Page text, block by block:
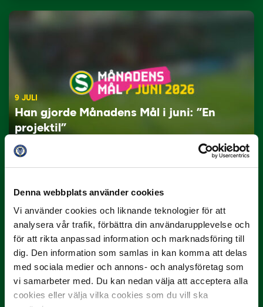
Denna webbplats använder cookies
Vi använder cookies och liknande teknologier för att
analysera vår trafik, förbättra din användarupplevelse och
för att rikta anpassad information och marknadsföring till
dig. Den information som samlas in kan komma att delas
med sociala medier och annons- och analysföretag som
vi samarbeter med. Du kan nedan välja att acceptera alla
cookies eller välja vilka cookies som du vill ska
9 JULI
Han gjorde Månadens Mål i juni: ”En
projektil”
Slog till i…
Rösta på Månadens Spelare i juni